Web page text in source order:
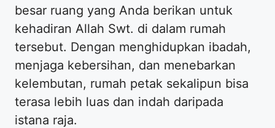
besar ruang yang Anda berikan untuk
kehadiran Allah Swt. di dalam rumah
tersebut. Dengan menghidupkan ibadah,
menjaga kebersihan, dan menebarkan
kelembutan, rumah petak sekalipun bisa
terasa lebih luas dan indah daripada
istana raja.